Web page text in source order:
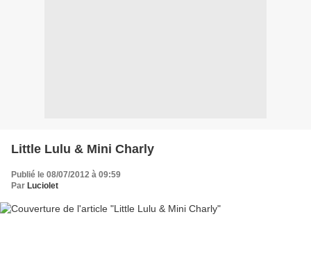
Little Lulu & Mini Charly
Publié le 08/07/2012 à 09:59
Par Luciolet